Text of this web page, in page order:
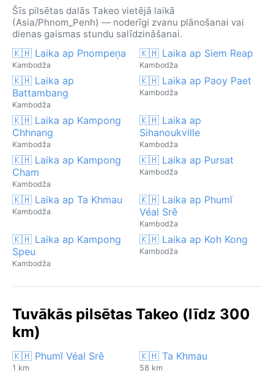
Šīs pilsētas dalās Takeo vietējā laikā
(Asia/Phnom_Penh) — noderīgi zvanu plānošanai vai
dienas gaismas stundu salīdzināšanai.
🇰🇭 Laika ap Pnompeņa
Kambodža
🇰🇭 Laika ap Siem Reap
Kambodža
🇰🇭 Laika ap
Battambang
Kambodža
🇰🇭 Laika ap Paoy Paet
Kambodža
🇰🇭 Laika ap Kampong
Chhnang
Kambodža
🇰🇭 Laika ap
Sihanoukville
Kambodža
🇰🇭 Laika ap Kampong
Cham
Kambodža
🇰🇭 Laika ap Pursat
Kambodža
🇰🇭 Laika ap Ta Khmau
Kambodža
🇰🇭 Laika ap Phumĭ
Véal Srê
Kambodža
🇰🇭 Laika ap Kampong
Speu
Kambodža
🇰🇭 Laika ap Koh Kong
Kambodža
Tuvākās pilsētas Takeo (līdz 300
km)
🇰🇭 Phumĭ Véal Srê
1 km
🇰🇭 Ta Khmau
58 km